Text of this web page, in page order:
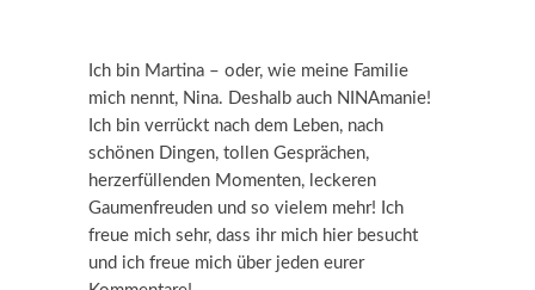
Ich bin Martina – oder, wie meine Familie
mich nennt, Nina. Deshalb auch NINAmanie!
Ich bin verrückt nach dem Leben, nach
schönen Dingen, tollen Gesprächen,
herzerfüllenden Momenten, leckeren
Gaumenfreuden und so vielem mehr! Ich
freue mich sehr, dass ihr mich hier besucht
und ich freue mich über jeden eurer